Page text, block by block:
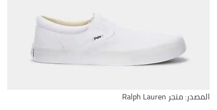
المصدر: متجر Ralph Lauren